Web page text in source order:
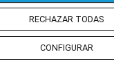
RECHAZAR TODAS
CONFIGURAR